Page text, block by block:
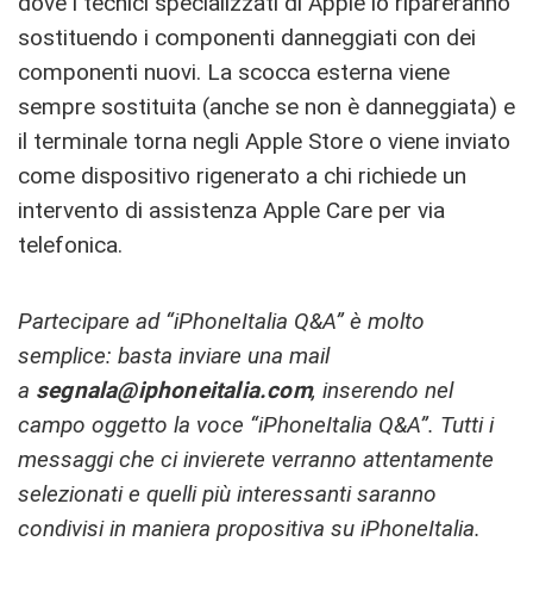
sostituendo i componenti danneggiati con dei
componenti nuovi. La scocca esterna viene
sempre sostituita (anche se non è danneggiata) e
il terminale torna negli Apple Store o viene inviato
come dispositivo rigenerato a chi richiede un
intervento di assistenza Apple Care per via
telefonica.
Partecipare ad “iPhoneItalia Q&A” è molto
semplice: basta inviare una mail
a segnala@iphoneitalia.com, inserendo nel
campo oggetto la voce “iPhoneItalia Q&A”. Tutti i
messaggi che ci invierete verranno attentamente
selezionati e quelli più interessanti saranno
condivisi in maniera propositiva su iPhoneItalia.